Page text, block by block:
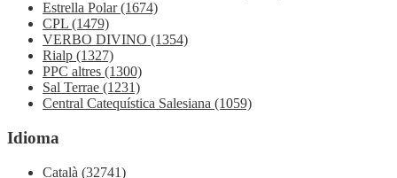
Estrella Polar(1674)
CPL (1479)
VERBO DIVINO (1354)
Rialp (1327)
PPC altres (1300)
Sal Terrae (1231)
Central Catequística Salesiana (1059)
Idioma
Català (32741)